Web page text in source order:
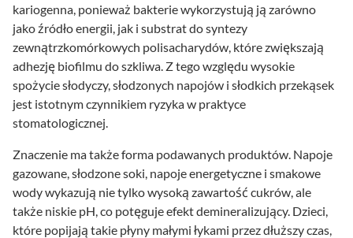
kariogenna, ponieważ bakterie wykorzystują ją zarówno
jako źródło energii, jak i substrat do syntezy
zewnątrzkomórkowych polisacharydów, które zwiększają
adhezję biofilmu do szkliwa. Z tego względu wysokie
spożycie słodyczy, słodzonych napojów i słodkich przekąsek
jest istotnym czynnikiem ryzyka w praktyce
stomatologicznej.
Znaczenie ma także forma podawanych produktów. Napoje
gazowane, słodzone soki, napoje energetyczne i smakowe
wody wykazują nie tylko wysoką zawartość cukrów, ale
także niskie pH, co potęguje efekt demineralizujący. Dzieci,
które popijają takie płyny małymi łykami przez dłuższy czas,